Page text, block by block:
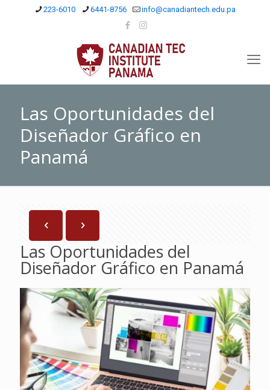
223-6010 6441-8756 info@canadiantech.edu.pa
Las Oportunidades del
Diseñador Gráfico en
Panamá
Las Oportunidades del
Diseñador Gráfico en Panamá